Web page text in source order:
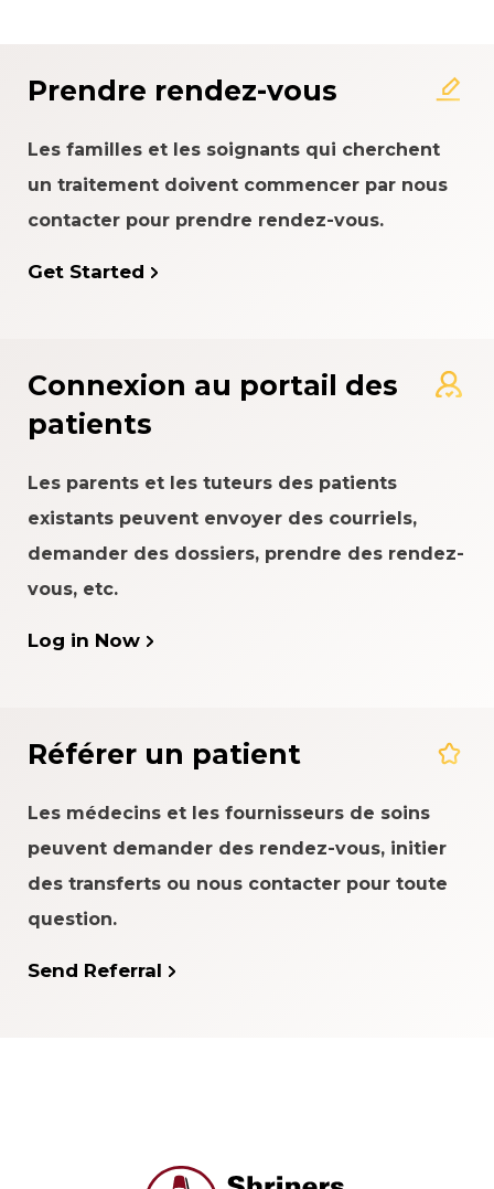
Prendre rendez-vous
Les familles et les soignants qui cherchent
un traitement doivent commencer par nous
contacter pour prendre rendez-vous.
Get Started
Connexion au portail des
patients
Les parents et les tuteurs des patients
existants peuvent envoyer des courriels,
demander des dossiers, prendre des rendez-
vous, etc.
Log in Now
Référer un patient
Les médecins et les fournisseurs de soins
peuvent demander des rendez-vous, initier
des transferts ou nous contacter pour toute
question.
Send Referral